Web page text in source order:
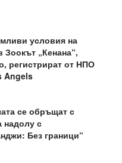
условия на
Зоокът „Кенана“,
регистрират от НПО
Angels
се обръщат с
надолу с
Без граници“